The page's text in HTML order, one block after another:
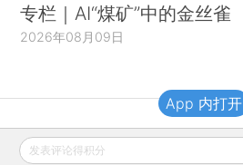
专栏｜AI“煤矿”中的金丝雀
2026年08月09日
财新移动
发表评论得积分
App 内打开